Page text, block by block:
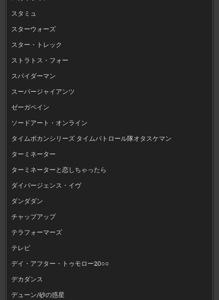
スタミュ
スターウォーズ
スター・トレック
ストラトス・フォー
スパイダーマン
スーパージャイアンツ
ゼーガペイン
ソードアート・オンライン
タイムボカンシリーズ タイムパトロール隊オタスケマン
ターミネーター
ターミネーターと恋しちゃったら
ダイバージェンス・イヴ
ダンダダン
チャップアップ
テラフォーマーズ
テレビ
デイ・アフター・トゥモロー20○○
デカダンス
デューン/砂の惑星